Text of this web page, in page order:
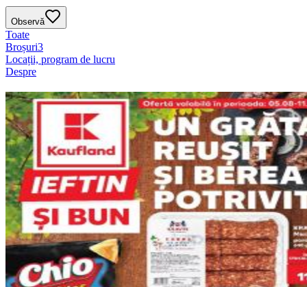
Observă
Toate
Broșuri3
Locații, program de lucru
Despre